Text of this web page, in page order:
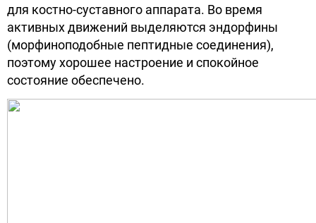
для костно-суставного аппарата. Во время
активных движений выделяются эндорфины
(морфиноподобные пептидные соединения),
поэтому хорошее настроение и спокойное
состояние обеспечено.